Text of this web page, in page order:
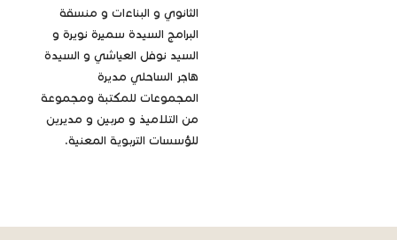
الثانوي و البناءات و منسقة
البرامج السيدة سميرة نويرة و
السيد نوفل العياشي و السيدة
هاجر الساحلي مديرة
المجموعات للمكتبة ومجموعة
من التلاميذ و مربين و مديرين
للؤسسات التربوية المعنية.